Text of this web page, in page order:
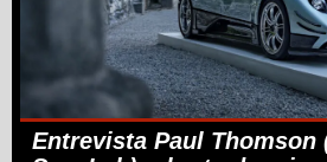
Entrevista Paul Thomson